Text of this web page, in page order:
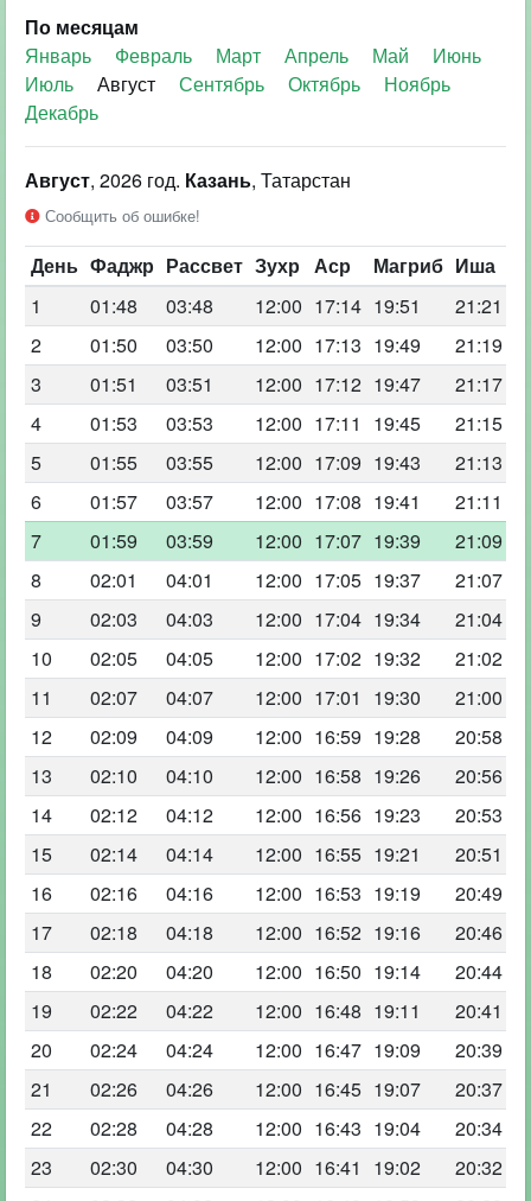
По месяцам
Январь
Февраль Март Апрель Май
Июнь
Июль
Август Сентябрь Октябрь
Ноябрь
Декабрь
Август, 2026 год. Казань, Татарстан
Сообщить об ошибке!
День Фаджр Рассвет Зухр Аср Магриб Иша
1
01:48 03:48 12:00 17:14 19:51
21:21
2
01:50 03:50 12:00 17:13 19:49
21:19
3
01:51 03:51 12:00 17:12 19:47
21:17
4
01:53 03:53 12:00 17:11 19:45
21:15
5
01:55 03:55 12:00 17:09 19:43
21:13
6
01:57 03:57 12:00 17:08 19:41
21:11
7
01:59 03:59 12:00 17:07 19:39
21:09
8
02:01 04:01 12:00 17:05 19:37
21:07
9
02:03 04:03 12:00 17:04 19:34
21:04
10
02:05 04:05 12:00 17:02 19:32
21:02
11
02:07 04:07 12:00 17:01 19:30
21:00
12
02:09 04:09 12:00 16:59 19:28
20:58
13
02:10 04:10 12:00 16:58 19:26
20:56
14
02:12 04:12 12:00 16:56 19:23
20:53
15
02:14 04:14 12:00 16:55 19:21
20:51
16
02:16 04:16 12:00 16:53 19:19
20:49
17
02:18 04:18 12:00 16:52 19:16
20:46
18
02:20 04:20 12:00 16:50 19:14
20:44
19
02:22 04:22 12:00 16:48 19:11
20:41
20
02:24 04:24 12:00 16:47 19:09
20:39
21
02:26 04:26 12:00 16:45 19:07
20:37
22
02:28 04:28 12:00 16:43 19:04
20:34
23
02:30 04:30 12:00 16:41 19:02
20:32